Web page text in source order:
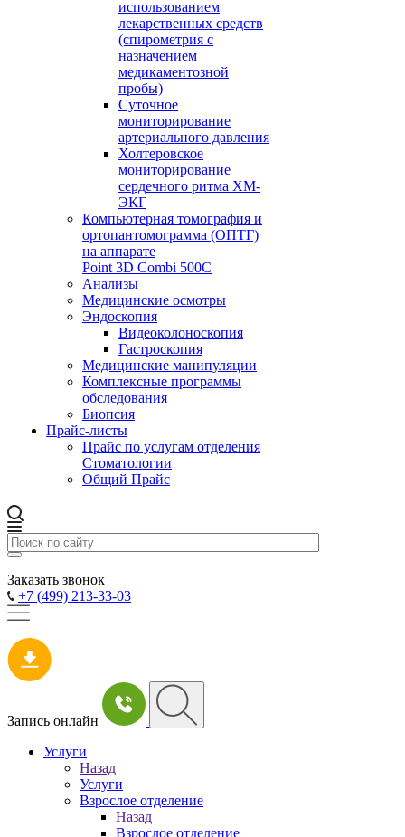
использованием
лекарственных средств
(спирометрия с
назначением
медикаментозной
пробы)
Суточное
мониторирование
артериального давления
Холтеровское
мониторирование
сердечного ритма ХМ-
ЭКГ
Компьютерная томография и
ортопантомограмма (ОПТГ)
на аппарате
Point 3D Combi 500C
Анализы
Медицинские осмотры
Эндоскопия
Видеоколоноскопия
Гастроскопия
Медицинские манипуляции
Комплексные программы
обследования
Биопсия
Прайс-листы
Прайс по услугам отделения
Стоматологии
Общий Прайс
Заказать звонок
+7 (499) 213-33-03
Запись онлайн
Услуги
Назад
Услуги
Взрослое отделение
Назад
Взрослое отделение